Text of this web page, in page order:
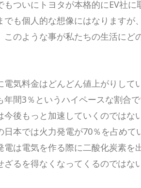
もついにトヨタが本格的にEV社
でも個人的な想像にはなりますが
このような事が私たちの生活にど
電気料金はどんどん値上がりして
年間3％というハイペースな割合
今後もっと加速していくのではな
日本では火力発電が70％を占めて
電は電気を作る際に二酸化炭素を
ざるを得なくなってくるのではな